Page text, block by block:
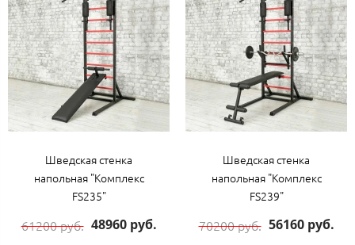
Шведская стенка
напольная "Комплекс
FS235"
61200 руб. 48960 руб.
Шведская стенка
напольная "Комплекс
FS239"
70200 руб. 56160 руб.